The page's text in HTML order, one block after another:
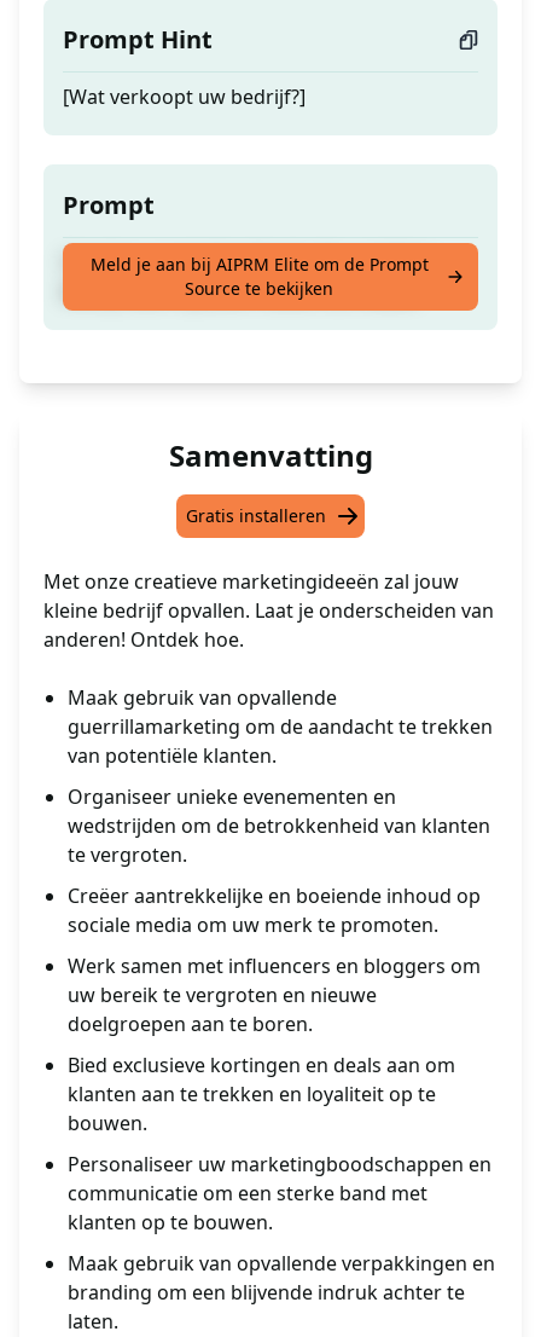
Prompt Hint
[Wat verkoopt uw bedrijf?]
Prompt
Creatieve marketingideeën die uw kleine
bedrijf laten opvallen tussen de massa.
Meld je aan bij AIPRM Elite om de Prompt
Source te bekijken
Samenvatting
Gratis installeren
Met onze creatieve marketingideeën zal jouw
kleine bedrijf opvallen. Laat je onderscheiden van
anderen! Ontdek hoe.
Maak gebruik van opvallende
guerrillamarketing om de aandacht te trekken
van potentiële klanten.
Organiseer unieke evenementen en
wedstrijden om de betrokkenheid van klanten
te vergroten.
Creëer aantrekkelijke en boeiende inhoud op
sociale media om uw merk te promoten.
Werk samen met influencers en bloggers om
uw bereik te vergroten en nieuwe
doelgroepen aan te boren.
Bied exclusieve kortingen en deals aan om
klanten aan te trekken en loyaliteit op te
bouwen.
Personaliseer uw marketingboodschappen en
communicatie om een sterke band met
klanten op te bouwen.
Maak gebruik van opvallende verpakkingen en
branding om een blijvende indruk achter te
laten.